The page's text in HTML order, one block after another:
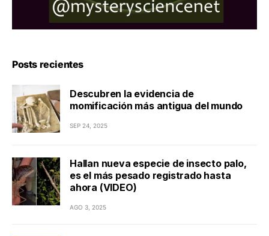
Posts recientes
Descubren la evidencia de
momificación más antigua del mundo
SEP 24, 2025
Hallan nueva especie de insecto palo,
es el más pesado registrado hasta
ahora (VIDEO)
AGO 3, 2025